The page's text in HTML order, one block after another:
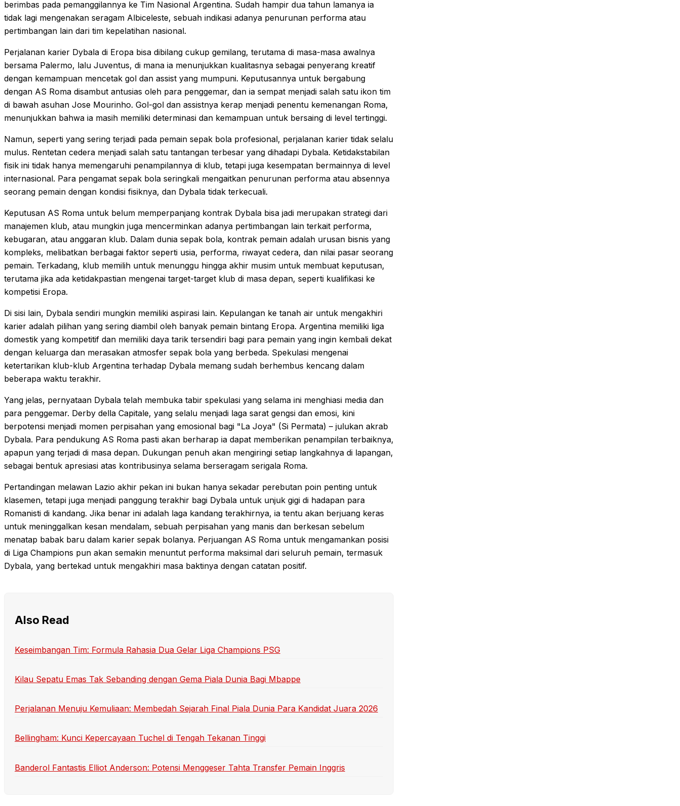
berimbas pada pemanggilannya ke Tim Nasional Argentina. Sudah hampir dua tahun lamanya ia
tidak lagi mengenakan seragam Albiceleste, sebuah indikasi adanya penurunan performa atau
pertimbangan lain dari tim kepelatihan nasional.
Perjalanan karier Dybala di Eropa bisa dibilang cukup gemilang, terutama di masa-masa awalnya
bersama Palermo, lalu Juventus, di mana ia menunjukkan kualitasnya sebagai penyerang kreatif
dengan kemampuan mencetak gol dan assist yang mumpuni. Keputusannya untuk bergabung
dengan AS Roma disambut antusias oleh para penggemar, dan ia sempat menjadi salah satu ikon tim
di bawah asuhan Jose Mourinho. Gol-gol dan assistnya kerap menjadi penentu kemenangan Roma,
menunjukkan bahwa ia masih memiliki determinasi dan kemampuan untuk bersaing di level tertinggi.
Namun, seperti yang sering terjadi pada pemain sepak bola profesional, perjalanan karier tidak selalu
mulus. Rentetan cedera menjadi salah satu tantangan terbesar yang dihadapi Dybala. Ketidakstabilan
fisik ini tidak hanya memengaruhi penampilannya di klub, tetapi juga kesempatan bermainnya di level
internasional. Para pengamat sepak bola seringkali mengaitkan penurunan performa atau absennya
seorang pemain dengan kondisi fisiknya, dan Dybala tidak terkecuali.
Keputusan AS Roma untuk belum memperpanjang kontrak Dybala bisa jadi merupakan strategi dari
manajemen klub, atau mungkin juga mencerminkan adanya pertimbangan lain terkait performa,
kebugaran, atau anggaran klub. Dalam dunia sepak bola, kontrak pemain adalah urusan bisnis yang
kompleks, melibatkan berbagai faktor seperti usia, performa, riwayat cedera, dan nilai pasar seorang
pemain. Terkadang, klub memilih untuk menunggu hingga akhir musim untuk membuat keputusan,
terutama jika ada ketidakpastian mengenai target-target klub di masa depan, seperti kualifikasi ke
kompetisi Eropa.
Di sisi lain, Dybala sendiri mungkin memiliki aspirasi lain. Kepulangan ke tanah air untuk mengakhiri
karier adalah pilihan yang sering diambil oleh banyak pemain bintang Eropa. Argentina memiliki liga
domestik yang kompetitif dan memiliki daya tarik tersendiri bagi para pemain yang ingin kembali dekat
dengan keluarga dan merasakan atmosfer sepak bola yang berbeda. Spekulasi mengenai
ketertarikan klub-klub Argentina terhadap Dybala memang sudah berhembus kencang dalam
beberapa waktu terakhir.
Yang jelas, pernyataan Dybala telah membuka tabir spekulasi yang selama ini menghiasi media dan
para penggemar. Derby della Capitale, yang selalu menjadi laga sarat gengsi dan emosi, kini
berpotensi menjadi momen perpisahan yang emosional bagi "La Joya" (Si Permata) – julukan akrab
Dybala. Para pendukung AS Roma pasti akan berharap ia dapat memberikan penampilan terbaiknya,
apapun yang terjadi di masa depan. Dukungan penuh akan mengiringi setiap langkahnya di lapangan,
sebagai bentuk apresiasi atas kontribusinya selama berseragam serigala Roma.
Pertandingan melawan Lazio akhir pekan ini bukan hanya sekadar perebutan poin penting untuk
klasemen, tetapi juga menjadi panggung terakhir bagi Dybala untuk unjuk gigi di hadapan para
Romanisti di kandang. Jika benar ini adalah laga kandang terakhirnya, ia tentu akan berjuang keras
untuk meninggalkan kesan mendalam, sebuah perpisahan yang manis dan berkesan sebelum
menatap babak baru dalam karier sepak bolanya. Perjuangan AS Roma untuk mengamankan posisi
di Liga Champions pun akan semakin menuntut performa maksimal dari seluruh pemain, termasuk
Dybala, yang bertekad untuk mengakhiri masa baktinya dengan catatan positif.
Also Read
Keseimbangan Tim: Formula Rahasia Dua Gelar Liga Champions PSG
Kilau Sepatu Emas Tak Sebanding dengan Gema Piala Dunia Bagi Mbappe
Perjalanan Menuju Kemuliaan: Membedah Sejarah Final Piala Dunia Para Kandidat Juara 2026
Bellingham: Kunci Kepercayaan Tuchel di Tengah Tekanan Tinggi
Banderol Fantastis Elliot Anderson: Potensi Menggeser Tahta Transfer Pemain Inggris